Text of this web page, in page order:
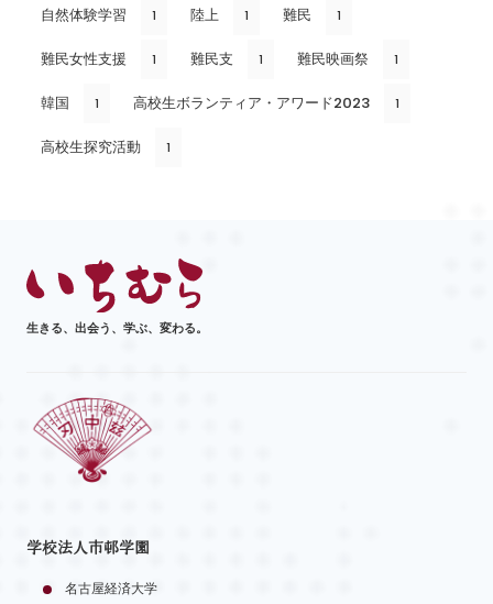
自然体験学習 1 陸上 1 難民 1
難民女性支援 1 難民支 1 難民映画祭 1
韓国 1 高校生ボランティア・アワード2023 1
高校生探究活動 1
生きる、出会う、学ぶ、変わる。
学校法人市邨学園
名古屋経済大学